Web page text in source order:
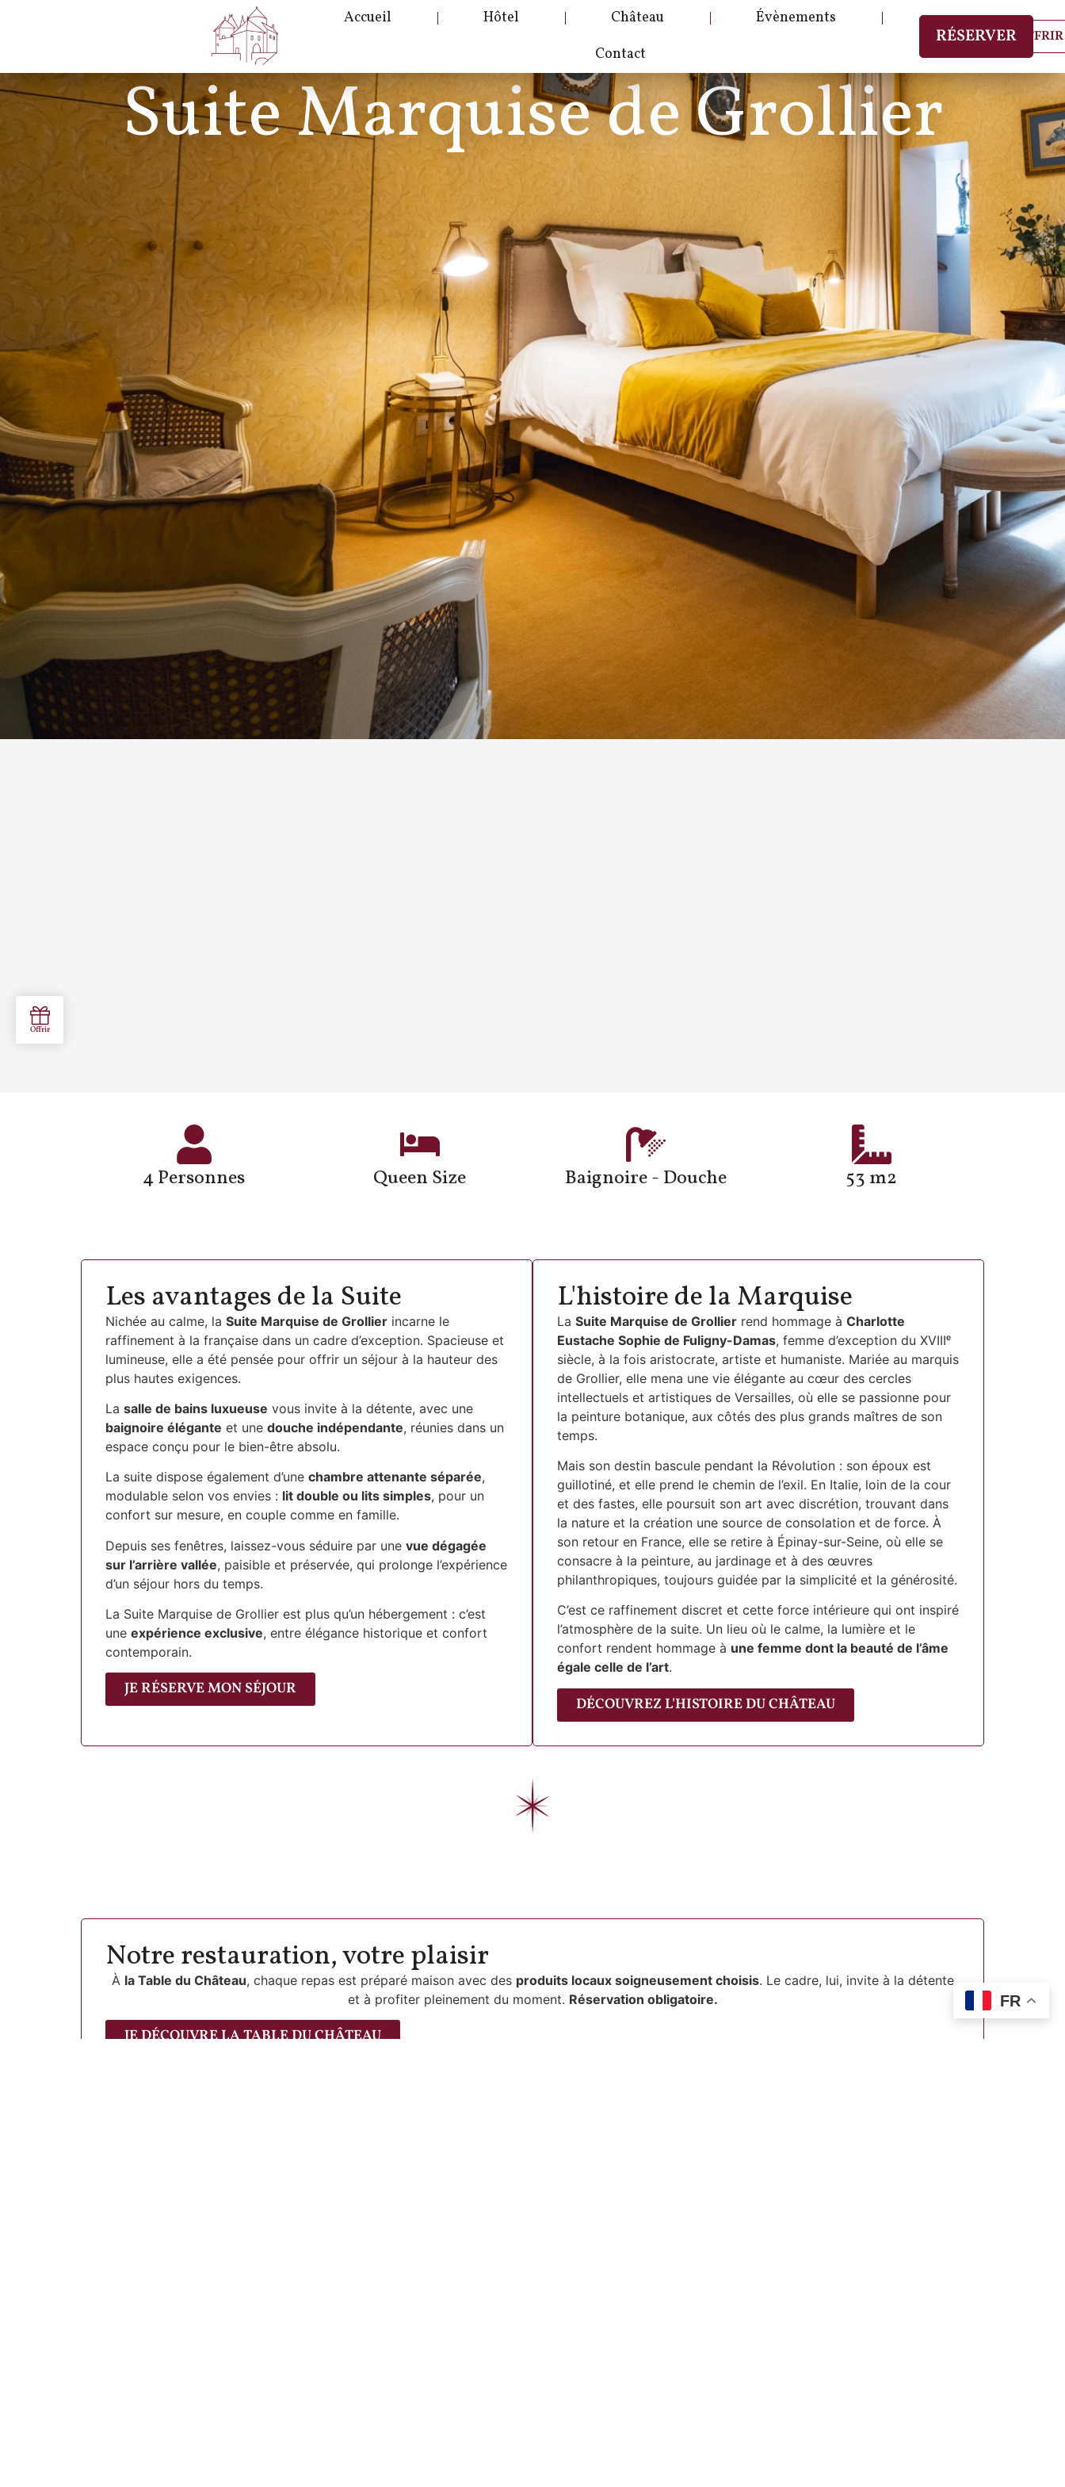
Accueil Hôtel Château
Évènements
Contact
OFFRIR
RÉSERVER
Suite Marquise de Grollier
4 Personnes Queen Size Baignoire - Douche 53 m2
Les avantages de la Suite
Nichée au calme, la Suite Marquise de Grollier incarne le
raffinement à la française dans un cadre d’exception. Spacieuse et
lumineuse, elle a été pensée pour offrir un séjour à la hauteur des
plus hautes exigences.
La salle de bains luxueuse vous invite à la détente, avec une
baignoire élégante et une douche indépendante, réunies dans un
espace conçu pour le bien-être absolu.
La suite dispose également d’une chambre attenante séparée,
modulable selon vos envies : lit double ou lits simples, pour un
confort sur mesure, en couple comme en famille.
Depuis ses fenêtres, laissez-vous séduire par une vue dégagée
sur l’arrière vallée, paisible et préservée, qui prolonge l’expérience
d’un séjour hors du temps.
La Suite Marquise de Grollier est plus qu’un hébergement : c’est
une expérience exclusive, entre élégance historique et confort
contemporain.
JE RÉSERVE MON SÉJOUR
L'histoire de la Marquise
La Suite Marquise de Grollier rend hommage à Charlotte
Eustache Sophie de Fuligny-Damas, femme d’exception du XVIIIᵉ
siècle, à la fois aristocrate, artiste et humaniste. Mariée au marquis
de Grollier, elle mena une vie élégante au cœur des cercles
intellectuels et artistiques de Versailles, où elle se passionne pour
la peinture botanique, aux côtés des plus grands maîtres de son
temps.
Mais son destin bascule pendant la Révolution : son époux est
guillotiné, et elle prend le chemin de l’exil. En Italie, loin de la cour
et des fastes, elle poursuit son art avec discrétion, trouvant dans
la nature et la création une source de consolation et de force. À
son retour en France, elle se retire à Épinay-sur-Seine, où elle se
consacre à la peinture, au jardinage et à des œuvres
philanthropiques, toujours guidée par la simplicité et la générosité.
C’est ce raffinement discret et cette force intérieure qui ont inspiré
l’atmosphère de la suite. Un lieu où le calme, la lumière et le
confort rendent hommage à une femme dont la beauté de l’âme
égale celle de l’art.
DÉCOUVREZ L'HISTOIRE DU CHÂTEAU
Notre restauration, votre plaisir
À la Table du Château, chaque repas est préparé maison avec des produits locaux soigneusement choisis. Le cadre, lui, invite à la détente
et à profiter pleinement du moment. Réservation obligatoire.
JE DÉCOUVRE LA TABLE DU CHÂTEAU
FR